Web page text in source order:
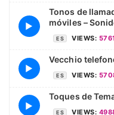
▶
Tonos de
móviles –
ES VIEWS:
▶
Vecchio
ES VIEWS:
▶
Toques de
ES VIEWS: